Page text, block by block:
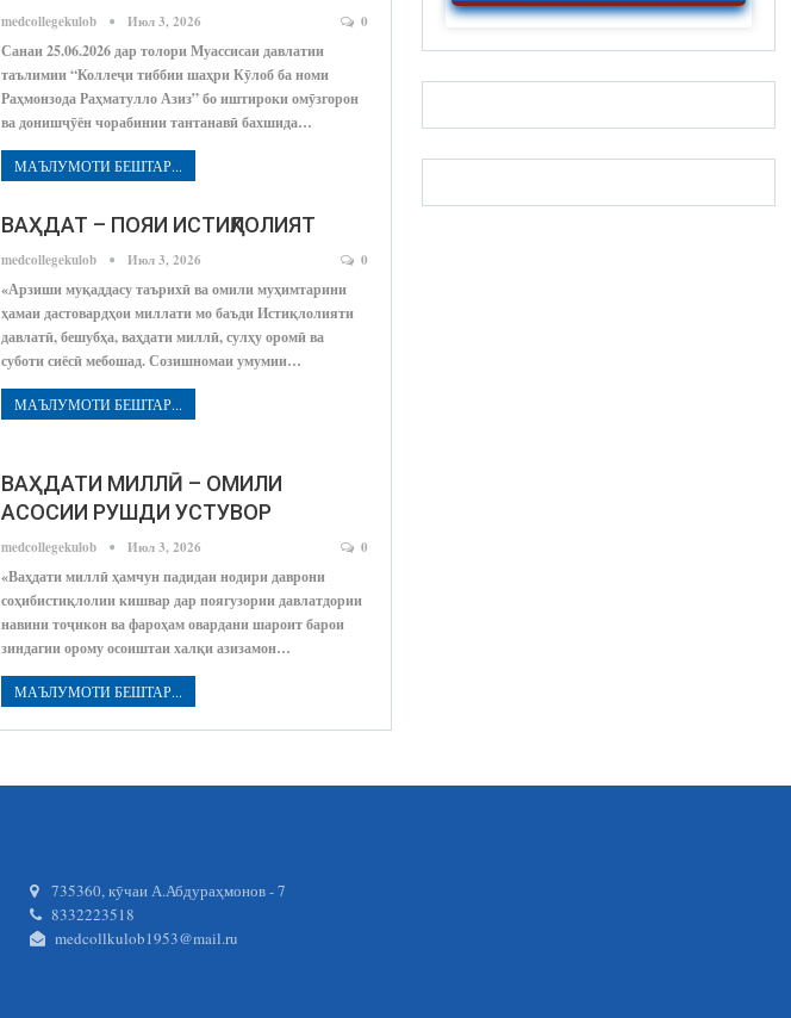
medcollegekulob Июл 3, 2026 0
Санаи 25.06.2026 дар толори Муассисаи давлатии
таълимии “Коллеҷи тиббии шаҳри Кӯлоб ба номи
Раҳмонзода Раҳматулло Азиз” бо иштироки омӯзгорон
ва донишҷӯён чорабинии тантанавӣ бахшида…
МАЪЛУМОТИ БЕШТАР...
ВАҲДАТ – ПОЯИ ИСТИҚЛОЛИЯТ
medcollegekulob Июл 3, 2026 0
«Арзиши муқаддасу таърихӣ ва омили муҳимтарини
ҳамаи дастовардҳои миллати мо баъди Истиқлолияти
давлатӣ, бешубҳа, ваҳдати миллӣ, сулҳу оромӣ ва
суботи сиёсӣ мебошад. Созишномаи умумии…
МАЪЛУМОТИ БЕШТАР...
ВАҲДАТИ МИЛЛӢ – ОМИЛИ
АСОСИИ РУШДИ УСТУВОР
medcollegekulob Июл 3, 2026 0
«Ваҳдати миллӣ ҳамчун падидаи нодири даврони
соҳибистиқлолии кишвар дар поягузории давлатдории
навини тоҷикон ва фароҳам овардани шароит барои
зиндагии орому осоиштаи халқи азизамон…
МАЪЛУМОТИ БЕШТАР...
735360, кӯчаи А.Абдураҳмонов - 7
8332223518
medcollkulob1953@mail.ru